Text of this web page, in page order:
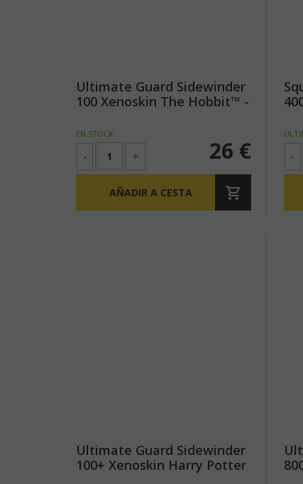
Ultimate Guard Sidewinder
100 Xenoskin The Hobbit™ -
EN STOCK
26 €
- +
AÑADIR A CESTA
-
Ultimate Guard Sidewinder
100+ Xenoskin Harry Potter